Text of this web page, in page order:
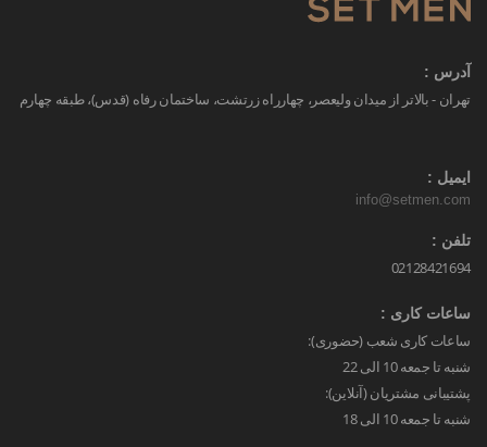
آدرس :
تهران - بالاتر از میدان ولیعصر، چهارراه زرتشت، ساختمان رفاه (قدس)، طبقه چهارم
ایمیل :
info@setmen.com
تلفن :
02128421694
ساعات کاری :
ساعات کاری شعب (حضوری):
شنبه تا جمعه 10 الی 22
پشتیبانی مشتریان (آنلاین):
شنبه تا جمعه 10 الی 18